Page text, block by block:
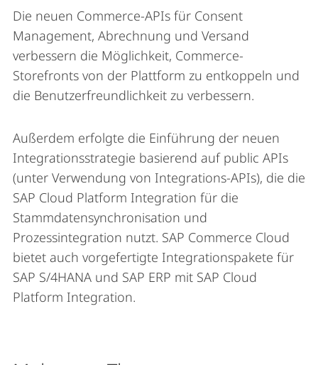
Die neuen Commerce-APIs für Consent
Management, Abrechnung und Versand
verbessern die Möglichkeit, Commerce-
Storefronts von der Plattform zu entkoppeln und
die Benutzerfreundlichkeit zu verbessern.
Außerdem erfolgte die Einführung der neuen
Integrationsstrategie basierend auf public APIs
(unter Verwendung von Integrations-APIs), die die
SAP Cloud Platform Integration für die
Stammdatensynchronisation und
Prozessintegration nutzt. SAP Commerce Cloud
bietet auch vorgefertigte Integrationspakete für
SAP S/4HANA und SAP ERP mit SAP Cloud
Platform Integration.